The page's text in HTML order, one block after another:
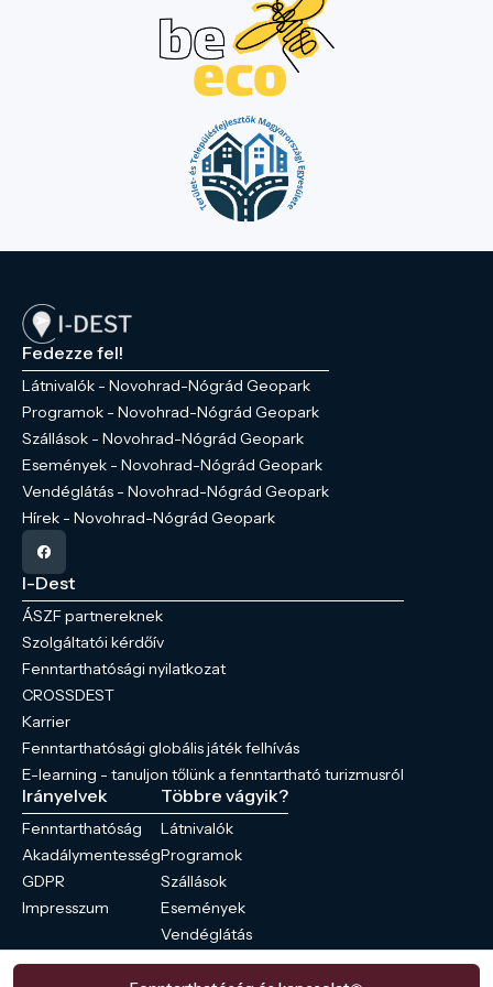
Fedezze fel!
Látnivalók - Novohrad-Nógrád Geopark
Programok - Novohrad-Nógrád Geopark
Szállások - Novohrad-Nógrád Geopark
Események - Novohrad-Nógrád Geopark
Vendéglátás - Novohrad-Nógrád Geopark
Hírek - Novohrad-Nógrád Geopark
I-Dest
ÁSZF partnereknek
Szolgáltatói kérdőív
Fenntarthatósági nyilatkozat
CROSSDEST
Karrier
Fenntarthatósági globális játék felhívás
E-learning - tanuljon tőlünk a fenntartható turizmusról
Irányelvek
Fenntarthatóság
Akadálymentesség
GDPR
Impresszum
Többre vágyik?
Látnivalók
Programok
Szállások
Események
Vendéglátás
Hírek